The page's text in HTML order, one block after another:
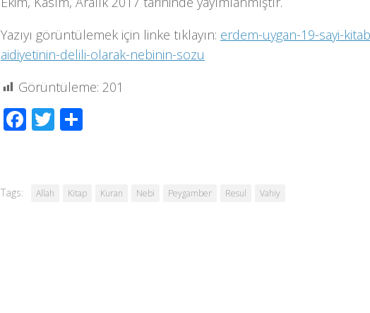
Yazıyı görüntülemek için linke tıklayın: erdem-uygan-19-sayi-
aidiyetinin-delili-olarak-nebinin-sozu
Görüntüleme: 201
Facebook
Twitter
Tags: Allah Kitap Kuran Nebi Peygamber Resul Vahiy